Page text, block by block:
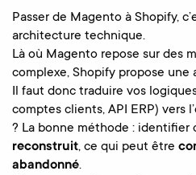
Passer de Magento à Shopify,
architecture technique.
Là où Magento repose sur des
complexe, Shopify propose une
Il faut donc traduire vos
comptes clients, API ERP) vers
? La bonne méthode : identifier
reconstruit, ce qui peut être
abandonné.